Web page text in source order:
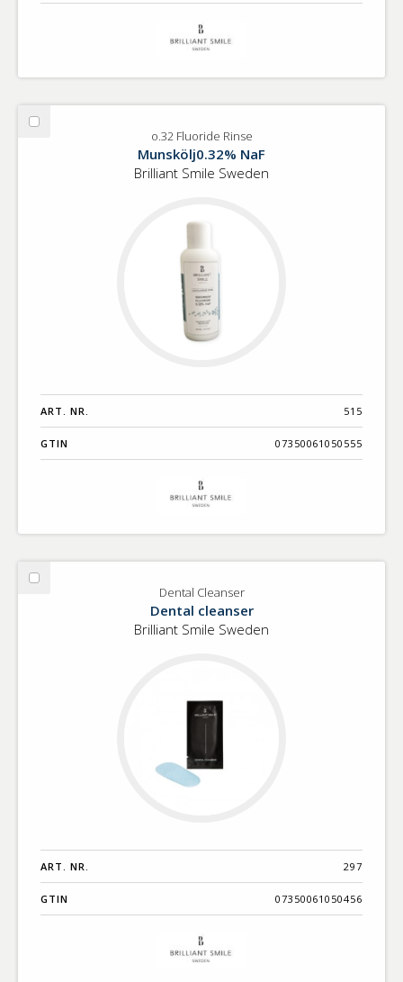
Välj
o.32 Fluoride Rinse
Munskölj0.32% NaF
Brilliant Smile Sweden
ART. NR. 515
GTIN 07350061050555
Välj
Dental Cleanser
Dental cleanser
Brilliant Smile Sweden
ART. NR. 297
GTIN 07350061050456